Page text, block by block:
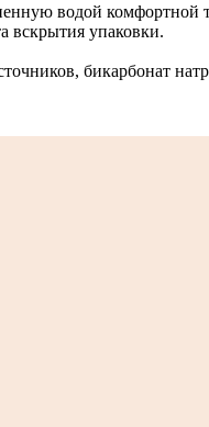
водой
вскрытия упаковки.
бикарбонат